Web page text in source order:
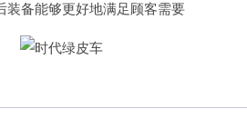
装备能够更好地满足顾客需要